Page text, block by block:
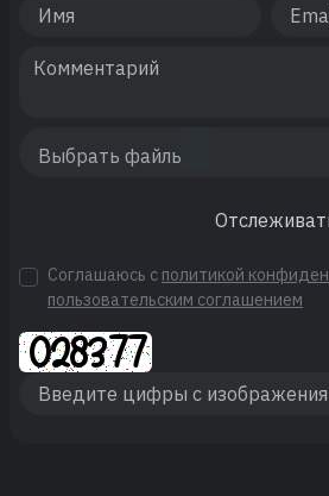
Соглашаюсь с политикой
пользовательским соглашением